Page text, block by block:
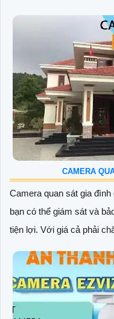
CAMERA
Camera quan sát gia
bạn có thể giám sát và
tiện lợi. Với giá cả phải